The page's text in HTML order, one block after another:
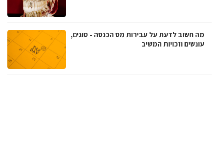
מה חשוב לדעת על עבירות מס הכנסה - סוגים,
עונשים וזכויות המשיב